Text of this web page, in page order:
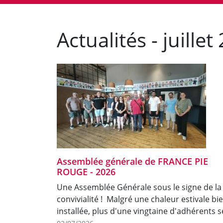
Actualités - juillet
Assemblée générale de FRANCE PIE
ROUGE - 2026
Une Assemblée Générale sous le signe de la
convivialité ! Malgré une chaleur estivale
installée, plus d'une vingtaine d'adhérents